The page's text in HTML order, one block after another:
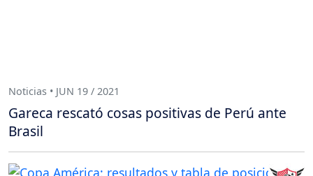
Noticias • JUN 19 / 2021
Gareca rescató cosas positivas de Perú ante
Brasil